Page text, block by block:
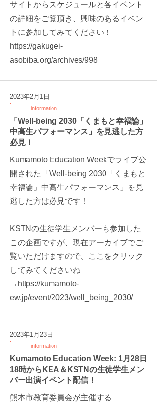
サイトからスケジュールと各イベント
の詳細をご覧頂き、興味のあるイベン
トに参加してみてください！
https://gakugei-
asobiba.org/archives/998
2023年2月1日
information
「Well-being 2030「くまもと幸福論」
中高生パフォーマンス」を見逃した方
必見！
Kumamoto Education Weekでライブ公
開された「Well-being 2030「くまもと
幸福論」中高生パフォーマンス」を見
逃した方は必見です！
KSTNの生徒学生メンバーも参加した
この企画ですが、現在アーカイブでご
覧いただけますので、ここをクリック
してみてくださいね
→ https://kumamoto-
ew.jp/event/2023/well_being_2030/
2023年1月23日
information
Kumamoto Education Week: 1月28日
18時からKEA＆KSTNの生徒学生メン
バー出演イベント配信！
熊本市教育委員会が主催する